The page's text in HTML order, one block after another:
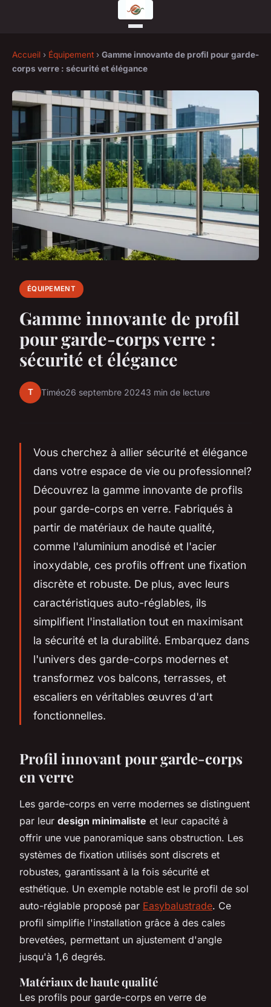
Accueil › Équipement › Gamme innovante de profil pour garde-
corps verre : sécurité et élégance
ÉQUIPEMENT
Gamme innovante de profil
pour garde-corps verre :
sécurité et élégance
T Timéo26 septembre 20243 min de lecture
Vous cherchez à allier sécurité et élégance
dans votre espace de vie ou professionnel?
Découvrez la gamme innovante de profils
pour garde-corps en verre. Fabriqués à
partir de matériaux de haute qualité,
comme l'aluminium anodisé et l'acier
inoxydable, ces profils offrent une fixation
discrète et robuste. De plus, avec leurs
caractéristiques auto-réglables, ils
simplifient l'installation tout en maximisant
la sécurité et la durabilité. Embarquez dans
l'univers des garde-corps modernes et
transformez vos balcons, terrasses, et
escaliers en véritables œuvres d'art
fonctionnelles.
Profil innovant pour garde-corps
en verre
Les garde-corps en verre modernes se distinguent
par leur design minimaliste et leur capacité à
offrir une vue panoramique sans obstruction. Les
systèmes de fixation utilisés sont discrets et
robustes, garantissant à la fois sécurité et
esthétique. Un exemple notable est le profil de sol
auto-réglable proposé par Easybalustrade. Ce
profil simplifie l'installation grâce à des cales
brevetées, permettant un ajustement d'angle
jusqu'à 1,6 degrés.
Matériaux de haute qualité
Les profils pour garde-corps en verre de